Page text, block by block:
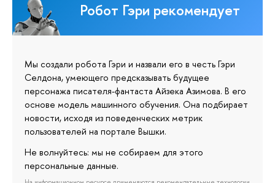
Робот Гэри рекомендует
Мы создали робота Гэри и назвали его в честь Гэри
Селдона, умеющего предсказывать будущее
персонажа писателя-фантаста Айзека Азимова. В его
основе модель машинного обучения. Она подбирает
новости, исходя из поведенческих метрик
пользователей на портале Вышки.
Не волнуйтесь: мы не собираем для этого
персональные данные.